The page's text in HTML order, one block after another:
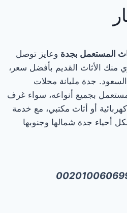
المستعمل بجدة وعايز توصل
منك الأثاث القديم بأفضل سعر،
جدة مليانة محلات
بجميع أنواعه، سواء غرف
أو أثاث مكتبي، مع خدمة
أحياء جدة شمالها وجنوبها